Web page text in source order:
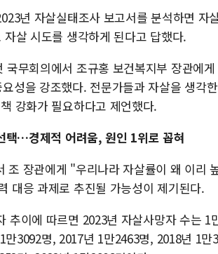
년 자살실태조사 보고서를 분석하면 자
살 시도를 생각하게 된다고 답했다.
국무회의에서 조규홍 보건복지부 장관에
성을 강조했다. 전문가들과 자살을 생각
강화가 필요하다고 제언했다.
…경제적 어려움, 원인 1위로 꼽혀
조 장관에게 "우리나라 자살률이 왜 이리
대응 과제로 추진될 가능성이 제기된다.
추이에 따르면 2023년 자살사망자 수는 1
만3092명, 2017년 1만2463명, 2018년 1